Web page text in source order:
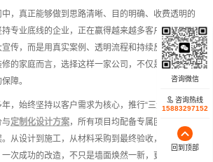
真正能够做到思路清晰、目的明确、收费透明的
专业底线的企业，正在赢得越来越多客户的认可与
传，而是用真实案例、透明流程和持续反馈证明自
的家庭而言，选择这样一家公司，不仅是对资金的
障。
始终坚持以客户需求为核心，推行“三步走”规划流
定制化设计方案，所有项目均配备专属团队对接，
从设计到施工，从材料采购到最终验收，全程可追
次成功的改造，不只是墙面焕然一新，更是生活品
咨询热线
15883297152
回到顶部